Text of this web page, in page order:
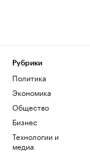
Рубрики
Политика
Экономика
Общество
Бизнес
Технологии и
медиа